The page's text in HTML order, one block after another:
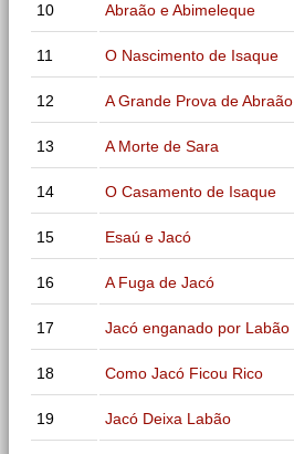
10 Abraão e Abimeleque
11 O Nascimento de Isaque
12 A Grande Prova de Abraão
13 A Morte de Sara
14 O Casamento de Isaque
15 Esaú e Jacó
16 A Fuga de Jacó
17 Jacó enganado por Labão
18 Como Jacó Ficou Rico
19 Jacó Deixa Labão